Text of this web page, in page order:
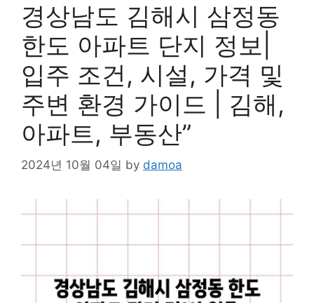
경상남도 김해시 삼정동
한도 아파트 단지 정보|
입주 조건, 시설, 가격 및
주변 환경 가이드 | 김해,
아파트, 부동산”
2024년 10월 04일 by damoa